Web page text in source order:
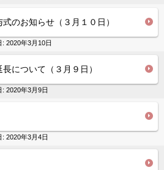
のお知らせ（３月１０日）
: 2020年3月10日
について（３月９日）
: 2020年3月9日
: 2020年3月4日